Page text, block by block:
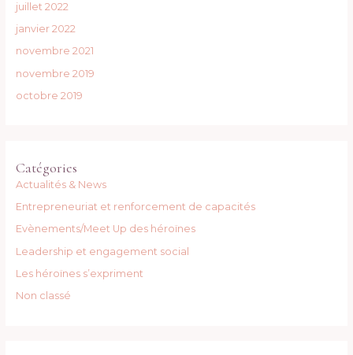
juillet 2022
janvier 2022
novembre 2021
novembre 2019
octobre 2019
Catégories
Actualités & News
Entrepreneuriat et renforcement de capacités
Evènements/Meet Up des héroïnes
Leadership et engagement social
Les héroïnes s’expriment
Non classé